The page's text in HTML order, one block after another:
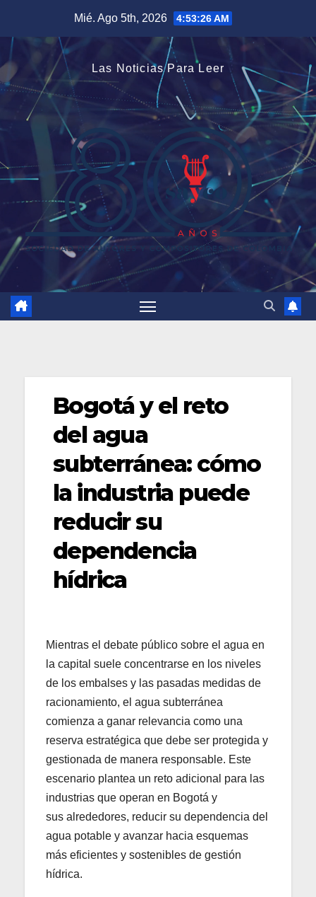
contenido
Mié. Ago 5th, 2026 4:53:27 AM
Las Noticias Para Leer
Bogotá y el reto
del agua
subterránea: cómo
la industria puede
reducir su
dependencia
hídrica
Mientras el debate público sobre el agua en
la capital suele concentrarse en los niveles
de los embalses y las pasadas medidas de
racionamiento, el agua subterránea
comienza a ganar relevancia como una
reserva estratégica que debe ser protegida y
gestionada de manera responsable. Este
escenario plantea un reto adicional para las
industrias que operan en Bogotá y
sus alrededores, reducir su dependencia del
agua potable y avanzar hacia esquemas
más eficientes y sostenibles de gestión
hídrica.